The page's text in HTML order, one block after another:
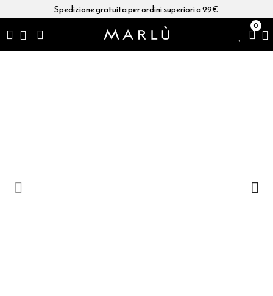
Spedizione gratuita per ordini superiori a 29€
0